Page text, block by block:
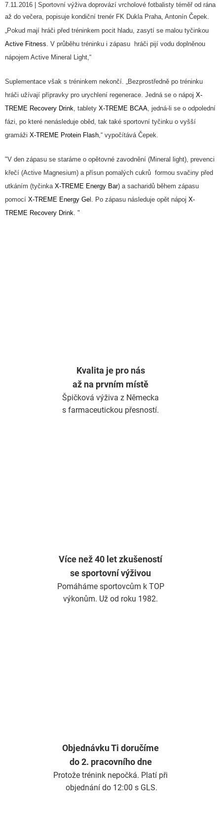
k
y
v
ý
u
7.11.2016 | Sportovní výživa doprovází vrcholové fotbalisty téměř od rána
až do večera, popisuje kondiční trenér FK Dukla Praha, Antonín Čepek.
„Pokud mají hráči před tréninkem pocit hladu, zasytí se malou tyčinkou
Active Fitness . V průběhu tréninku i zápasu hráči pijí vodu doplněnou
nápojem Active Mineral Light,“
Suplementace však s tréninkem nekončí. „Bezprostředně po tréninku
hráči užívají přípravky pro urychlení regenerace. Jedná se o nápoj X-
TREME Recovery Drink , tablety X-TREME BCAA , jedná-li se o odpolední
fázi, po které nenásleduje oběd, tak také sportovní tyčinku o vyšší
gramáži X-TREME Protein Flash ,“ vypočítává Čepek.
"V den zápasu se staráme o opětovné zavodnění (Mineral light), prevenci
křečí (Active Magnesium) a přísun pomalých cukrů formou svačiny před
utkáním (tyčinka X-TREME Energy Bar) a sacharidů během zápasu
pomocí X-TREME Energy Ge l. Po zápasu následuje opět nápoj X-
TREME Recovery Drink. "
Kvalita je pro nás
až na prvním místě
Špičková výživa z Německa
s farmaceutickou přesností.
Více než 40 let zkušeností
se sportovní výživou
Pomáháme sportovcům k TOP
výkonům. Už od roku 1982.
Objednávku Ti doručíme
do 2. pracovního dne
Protože trénink nepočká. Platí při
objednání do 12:00 s GLS.